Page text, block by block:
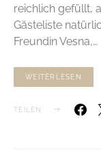
reichlich gefüllt,
Gästeliste
Freundin Vesna,…
WEITERLESEN
TEILEN